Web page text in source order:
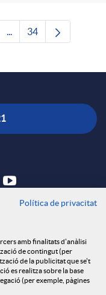
Utilitzeu TAB per
...Pàgines intermèdies
Pàgina
34
Política de privacitat
amb finalitats d'anàlisi
de contingut (per
de la publicitat que se't
es realitza sobre la base
(per exemple, pàgines